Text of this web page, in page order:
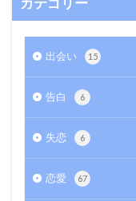
出会い 15
告白 6
失恋 6
恋愛 67